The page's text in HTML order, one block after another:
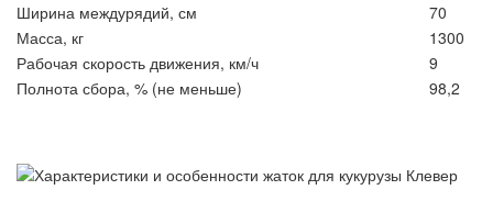
Ширина междурядий, см
70
Масса, кг
1300
Рабочая скорость движения, км/ч
9
Полнота сбора, % (не меньше)
98,2